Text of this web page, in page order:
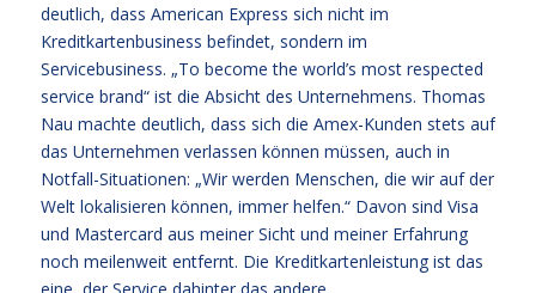
deutlich, dass American Express sich nicht im
Kreditkartenbusiness befindet, sondern im
Servicebusiness. „To become the world’s most respected
service brand“ ist die Absicht des Unternehmens. Thomas
Nau machte deutlich, dass sich die Amex-Kunden stets auf
das Unternehmen verlassen können müssen, auch in
Notfall-Situationen: „Wir werden Menschen, die wir auf der
Welt lokalisieren können, immer helfen.“ Davon sind Visa
und Mastercard aus meiner Sicht und meiner Erfahrung
noch meilenweit entfernt. Die Kreditkartenleistung ist das